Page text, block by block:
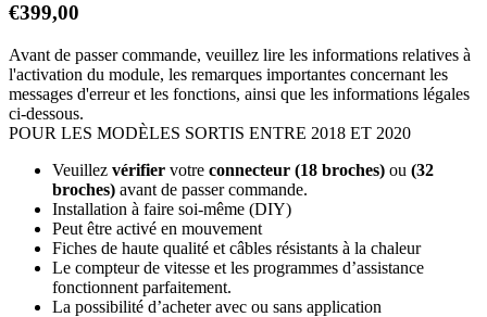
€399,00
Avant de passer commande, veuillez lire les informations relatives à
l'activation du module, les remarques importantes concernant les
messages d'erreur et les fonctions, ainsi que les informations légales
ci-dessous.
POUR LES MODÈLES SORTIS ENTRE 2018 ET 2020
Veuillez vérifier votre connecteur (18 broches) ou (32
broches) avant de passer commande.
Installation à faire soi-même (DIY)
Peut être activé en mouvement
Fiches de haute qualité et câbles résistants à la chaleur
Le compteur de vitesse et les programmes d’assistance
fonctionnent parfaitement.
La possibilité d’acheter avec ou sans application